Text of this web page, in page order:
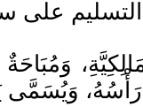
رَأْسُهُ،